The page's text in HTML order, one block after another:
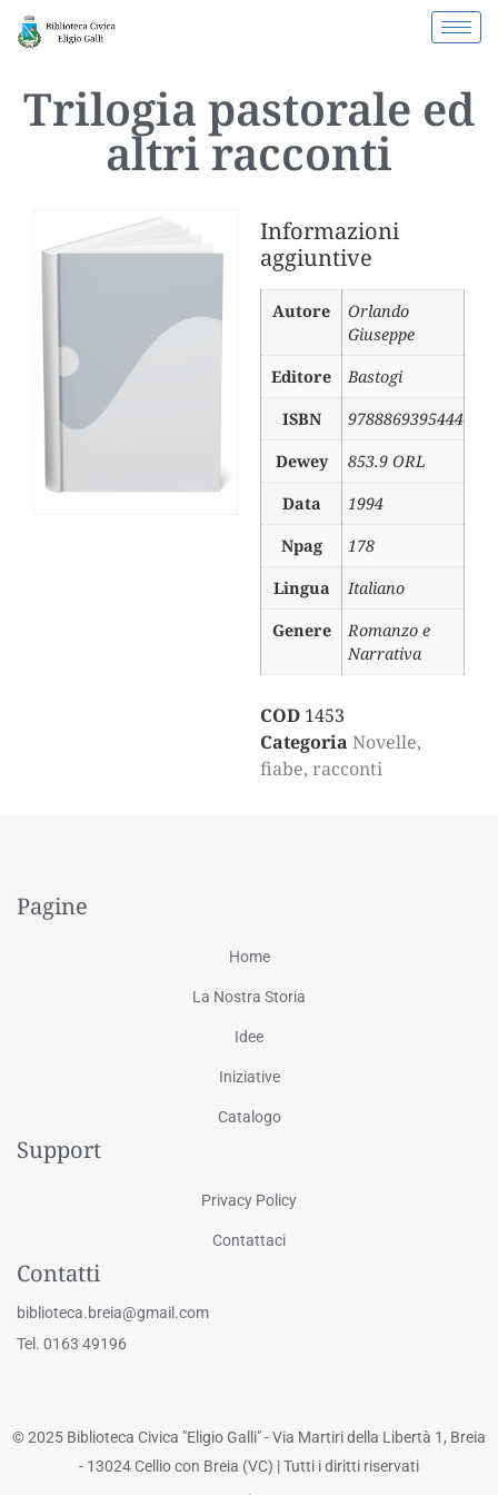
Trilogia pastorale ed
altri racconti
Informazioni
aggiuntive
Autore
Orlando
Giuseppe
Editore
Bastogi
ISBN
9788869395444
Dewey
853.9 ORL
Data
1994
Npag
178
Lingua
Italiano
Genere
Romanzo e
Narrativa
COD 1453
Categoria Novelle,
fiabe, racconti
Pagine
Home
La Nostra Storia
Idee
Iniziative
Catalogo
Support
Privacy Policy
Contattaci
Contatti
biblioteca.breia@gmail.com
Tel. 0163 49196
© 2025 Biblioteca Civica "Eligio Galli" - Via Martiri della Libertà 1, Breia
- 13024 Cellio con Breia (VC) | Tutti i diritti riservati